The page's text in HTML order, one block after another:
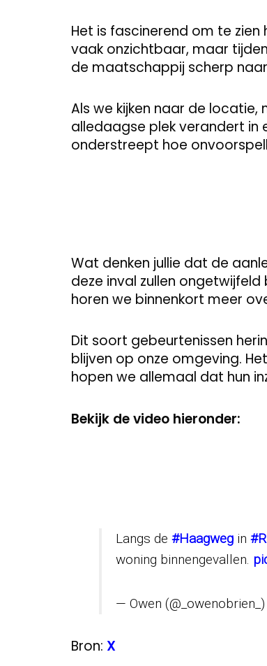
Het is fascinerend om te
vaak onzichtbaar, maar
de maatschappij scherp
Als we kijken naar de locatie,
alledaagse plek verandert in
onderstreept hoe
Wat denken jullie dat de
deze inval zullen
horen we binnenkort meer
Dit soort gebeurtenissen
blijven op onze omgeving.
hopen we allemaal dat hun
Bekijk de video hieronder:
Langs de #Haagweg in
woning binnengevallen.
— Owen (@_owenobrien_)
Bron: X